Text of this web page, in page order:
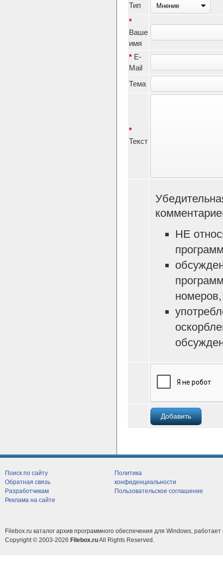
Тип
*
Ваше
имя
* E-
Mail
Тема
*
Текст
НЕ
Поиск по сайту
Обратная связь
Разработчикам
Реклама на сайте
Политика
конфиденциальности
Пользовательское соглашение
Filebox.ru каталог архив программного обеспечения для Windows, работает
Copyright © 2003-2026 Filebox.ruAll Rights Reserved.